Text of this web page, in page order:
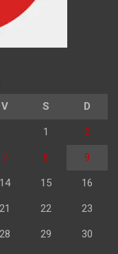
V S D
1 2
7 8 9
14 15 16
21 22 23
28 29 30